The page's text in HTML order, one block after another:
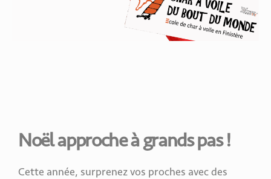
Noël approche à grands pas !
Cette année, surprenez vos proches avec des